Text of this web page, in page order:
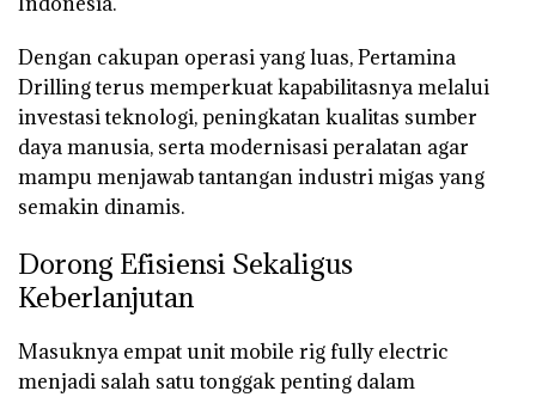
Dengan cakupan operasi yang luas, Pertamina
Drilling terus memperkuat kapabilitasnya melalui
investasi teknologi, peningkatan kualitas sumber
daya manusia, serta modernisasi peralatan agar
mampu menjawab tantangan industri migas yang
semakin dinamis.
Dorong Efisiensi Sekaligus
Keberlanjutan
Masuknya empat unitmobile rig fully electric
menjadi salah satu tonggak penting dalam